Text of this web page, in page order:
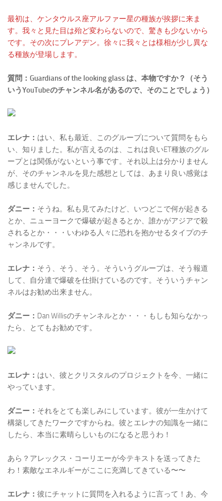
最初は、ケンタウルス座アルファー星の種族が挨拶に来ま
す。我々と見た目は殆ど変わらないので、驚きも少ないから
です。その次にプレアデン。徐々に我々とは様相が少し異な
る種族が登場します。
質問：Guardians of the looking glass は、本物ですか？（そう
いうYouTubeのチャンネル名があるので、そのことでしょう）
エレナ： はい、私も最近、このグループについて質問をもら
い、知りました。私が言えるのは、これは良いET種族のグル
ープとは関係がないという事です。それ以上は分かりません
が、そのチャンネルを見た感想としては、あまり良い感覚は
感じませんでした。
ダニー： そうね。私も見てみたけど、いつどこで何が起きる
とか、ニューヨークで爆破が起きるとか、誰かがアジアで殺
されるとか・・・いわゆる人々に恐れを抱かせるタイプのチ
ャンネルです。
エレナ： そう、そう、そう。そういうグループは、そう報道
して、自分達で爆破を仕掛けているのです。そういうチャン
ネルはお勧め出来ません。
ダニー： Dan Willisのチャンネルとか・・・もしも知らなかっ
たら、とてもお勧めです。
エレナ： はい、彼とクリスタルのプロジェクトを今、一緒に
やっています。
ダニー： それをとても楽しみにしています。彼が一生かけて
構築してきたワークですからね。彼とエレナの知識を一緒に
したら、本当に素晴らしいものになると思うわ！
あら？アレックス・コーリエーが今テキストを送ってきた
わ！素敵なエネルギーがここに充満してきている〜〜
エレナ： 彼にチャットに質問を入れるように言って！あ、今